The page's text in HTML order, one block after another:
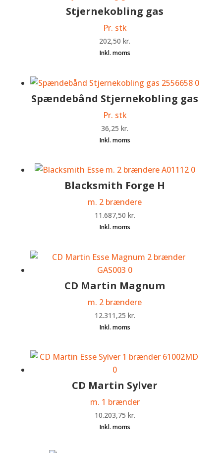
Stjernekobling gas
Pr. stk
202,50kr.
Spændebånd Stjernekobling gas
Pr. stk
36,25kr.
Blacksmith Forge H
m. 2 brændere
11.687,50 kr.
CD Martin Magnum
m. 2 brændere
12.311,25 kr.
CD Martin Sylver
m. 1 brænder
10.203,75 kr.